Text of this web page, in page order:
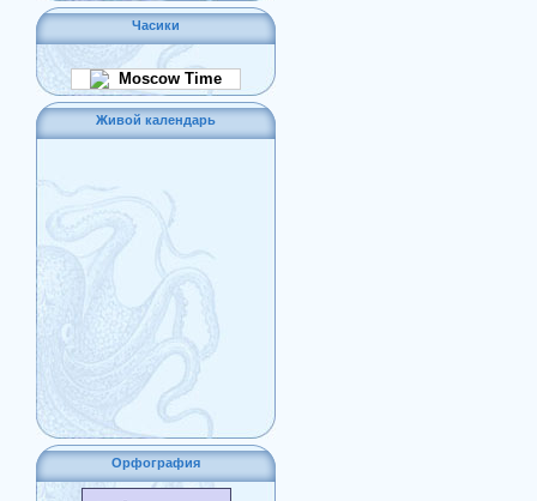
Часики
Moscow Time
Живой календарь
Орфография